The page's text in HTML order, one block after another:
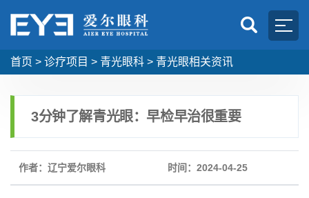
首页 > 诊疗项目 > 青光眼科 > 青光眼相关资讯
3分钟了解青光眼：早检早治很重要
作者：辽宁爱尔眼科 时间：2024-04-25